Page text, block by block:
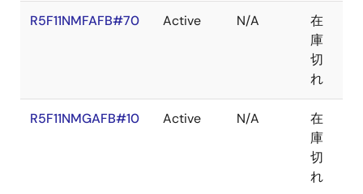
R5F11NMFAFB#70 Active N/A
在
庫
切
れ
R5F11NMGAFB#10 Active N/A
在
庫
切
れ